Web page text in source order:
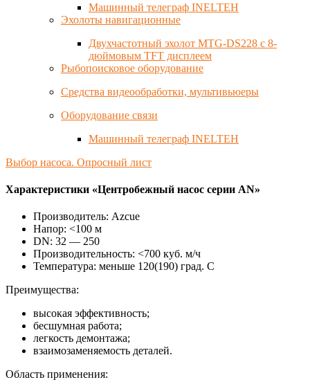
Машинный телеграф INELTEH
Эхолоты навигационные
Двухчастотный эхолот MTG-DS228 с 8-
дюймовым TFT дисплеем
Рыбопоисковое оборудование
Средства видеообработки, мультивьюеры
Оборудование связи
Машинный телеграф INELTEH
Выбор насоса. Опросный лист
Характеристики «Центробежный насос серии AN»
Производитель: Azcue
Напор: <100 м
DN: 32 — 250
Производительность: <700 куб. м/ч
Температура: меньше 120(190) град. С
Преимущества:
высокая эффективность;
бесшумная работа;
легкость демонтажа;
взаимозаменяемость деталей.
Область применения: